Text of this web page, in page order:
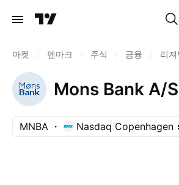
마켓 덴마크 주식 금융 리져
Mons Bank A/S
MNBA Nasdaq Copenhagen